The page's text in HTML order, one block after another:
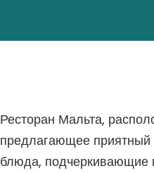
Ресторан Мальта,
предлагающее приятный
блюда, подчеркивающие